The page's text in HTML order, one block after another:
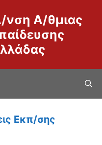
νση Α/θμιας
Εκπ/σης